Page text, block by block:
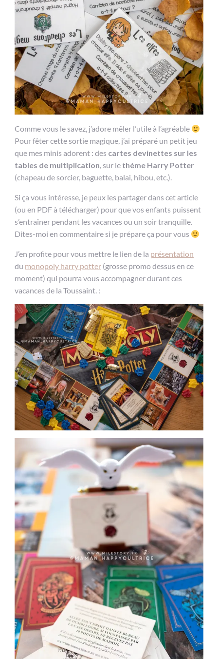
Comme vous le savez, j’adore mêler l’utile à l’agréable
Pour fêter cette sortie magique, j’ai préparé un petit jeu
que mes minis adorent : des cartes devinettes sur les
tables de multiplication, sur le thème Harry Potter
(chapeau de sorcier, baguette, balai, hibou, etc.).
Si ça vous intéresse, je peux les partager dans cet article
(ou en PDF à télécharger) pour que vos enfants puissent
s’entraîner pendant les vacances ou un soir tranquille.
Dites-moi en commentaire si je prépare ça pour vous
J’en profite pour vous mettre le lien de la présentation
du monopoly harry potter (grosse promo dessus en ce
moment) qui pourra vous accompagner durant ces
vacances de la Toussaint. :